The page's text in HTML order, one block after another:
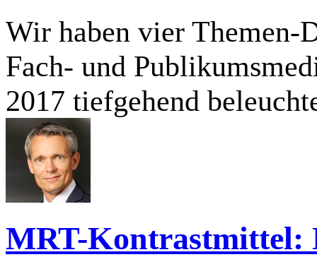
Wir haben vier Themen-
Fach- und
2017 tiefgehend
MRT-Kontrastmittel: